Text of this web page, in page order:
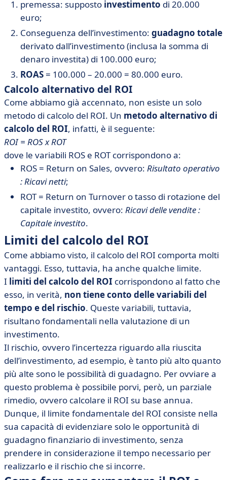
premessa: supposto investimento di 20.000
euro;
Conseguenza dell’investimento: guadagno totale
derivato dall’investimento (inclusa la somma di
denaro investita) di 100.000 euro;
ROAS = 100.000 – 20.000 = 80.000 euro.
Calcolo alternativo del ROI
Come abbiamo già accennato, non esiste un solo
metodo di calcolo del ROI. Un metodo alternativo di
calcolo del ROI, infatti, è il seguente:
ROI = ROS x ROT
dove le variabili ROS e ROT corrispondono a:
ROS = Return on Sales, ovvero: Risultato operativo
: Ricavi netti;
ROT = Return on Turnover o tasso di rotazione del
capitale investito, ovvero: Ricavi delle vendite :
Capitale investito.
Limiti del calcolo del ROI
Come abbiamo visto, il calcolo del ROI comporta molti
vantaggi. Esso, tuttavia, ha anche qualche limite.
I limiti del calcolo del ROI corrispondono al fatto che
esso, in verità, non tiene conto delle variabili del
tempo e del rischio. Queste variabili, tuttavia,
risultano fondamentali nella valutazione di un
investimento.
Il rischio, ovvero l’incertezza riguardo alla riuscita
dell’investimento, ad esempio, è tanto più alto quanto
più alte sono le possibilità di guadagno. Per ovviare a
questo problema è possibile porvi, però, un parziale
rimedio, ovvero calcolare il ROI su base annua.
Dunque, il limite fondamentale del ROI consiste nella
sua capacità di evidenziare solo le opportunità di
guadagno finanziario di investimento, senza
prendere in considerazione il tempo necessario per
realizzarlo e il rischio che si incorre.